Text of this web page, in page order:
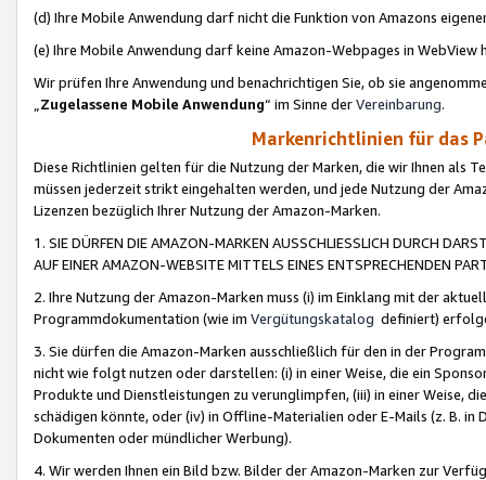
(d) Ihre Mobile Anwendung darf nicht die Funktion von Amazons
(e) Ihre Mobile Anwendung darf keine Amazon-Webpages in WebView
Wir prüfen Ihre Anwendung und benachrichtigen Sie, ob sie
„Zugelassene Mobile Anwendung“ im Sinne derVereinbarung.
Markenrichtlinien für das
Diese Richtlinien gelten für die Nutzung der Marken, die wir Ihnen als
müssen jederzeit strikt eingehalten werden, und jede Nutzung der
Lizenzen bezüglich Ihrer Nutzung der Amazon-Marken.
1. SIE DÜRFEN DIE AMAZON-MARKEN AUSSCHLIESSLICH DURCH
AUF EINER AMAZON-WEBSITE MITTELS EINES ENTSPRECHENDEN
2. Ihre Nutzung der Amazon-Marken muss (i) im Einklang mit der
Programmdokumentation (wie im Vergütungskatalog definiert)
3. Sie dürfen die Amazon-Marken ausschließlich für den in der
nicht wie folgt nutzen oder darstellen: (i) in einer Weise, die ein
Produkte und Dienstleistungen zu verunglimpfen, (iii) in einer Weise,
schädigen könnte, oder (iv) in Offline-Materialien oder E-Mails (z. B. in
Dokumenten oder mündlicher Werbung).
4. Wir werden Ihnen ein Bild bzw. Bilder der Amazon-Marken zur